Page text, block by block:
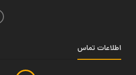
اطلاعات تماس